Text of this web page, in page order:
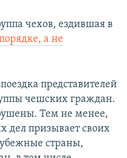
чехов, ездившая в
а не
представителей
чешских граждан.
Тем не менее,
дел призывает своих
страны,